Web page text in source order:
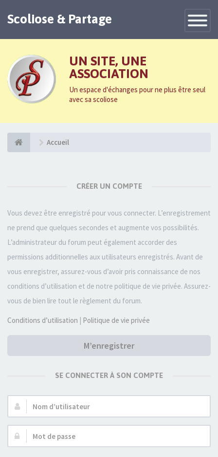
Toggle
Scoliose & Partage
UN SITE, UNE
ASSOCIATION
Un espace d'échanges pour ne plus être seul
avec sa scoliose
Accueil
CRÉER UN COMPTE
Vous devez être enregistré pour vous connecter. L’enregistrement
ne prend que quelques secondes et augmente vos possibilités.
L’administrateur du forum peut également accorder des
permissions additionnelles aux utilisateurs enregistrés. Avant de
vous enregistrer, assurez-vous d’avoir pris connaissance de nos
conditions d’utilisation et de notre politique de vie privée. Assurez-
vous de bien lire tout le règlement du forum.
Conditions d’utilisation | Politique de vie privée
M’enregistrer
SE CONNECTER À SON COMPTE
Nom
Mot